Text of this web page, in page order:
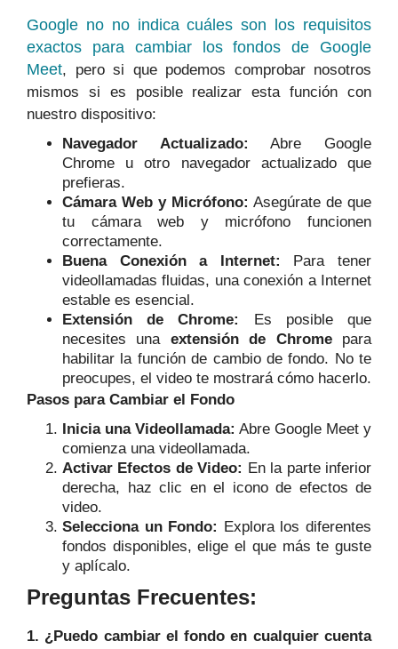
Google no no indica cuáles son los requisitos
exactos para cambiar los fondos de Google
Meet, pero si que podemos comprobar nosotros
mismos si es posible realizar esta función con
nuestro dispositivo:
Navegador Actualizado: Abre Google
Chrome u otro navegador actualizado que
prefieras.
Cámara Web y Micrófono: Asegúrate de que
tu cámara web y micrófono funcionen
correctamente.
Buena Conexión a Internet: Para tener
videollamadas fluidas, una conexión a Internet
estable es esencial.
Extensión de Chrome:
Es posible que
necesites una extensión de Chromepara
habilitar la función de cambio de fondo. No te
preocupes, el video te mostrará cómo hacerlo.
Pasos para Cambiar el Fondo
Inicia una Videollamada: Abre Google Meet y
comienza una videollamada.
Activar Efectos de Video: En la parte inferior
derecha, haz clic en el icono de efectos de
video.
Selecciona un Fondo:
Explora los diferentes
fondos disponibles, elige el que más te guste
y aplícalo.
Preguntas Frecuentes:
1. ¿Puedo cambiar el fondo en cualquier cuenta